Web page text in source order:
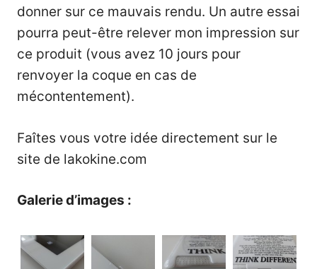
donner sur ce mauvais rendu. Un autre essai
pourra peut-être relever mon impression sur
ce produit (vous avez 10 jours pour
renvoyer la coque en cas de
mécontentement).
Faîtes vous votre idée directement sur le
site de lakokine.com
Galerie d’images :